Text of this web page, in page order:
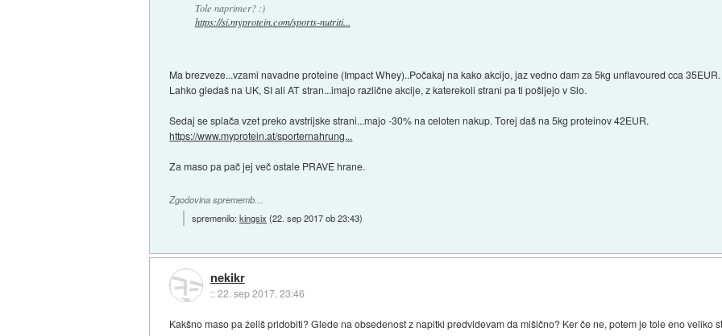
Tole naprimer? :)
https://si.myprotein.com/sports-nutriti...
Ma brezveze...vzami navadne proteine (Impact Whey)..Počakaj na kako akcijo, jaz vedno dam za 5kg unflavoured cca 35EUR.
Lahko gledaš na UK, SI ali AT stran...imajo različne akcije, z katerekoli strani pa ti pošljejo v Slo.
Sedaj se splača vzet preko avstrijske strani...majo -30% na celoten nakup. Torej daš na 5kg proteinov 42EUR.
https://www.myprotein.at/sporternahrung...
Za maso pa pač jej več ostale PRAVE hrane.
Zgodovina sprememb…
spremenilo:kingsix (22. sep 2017 ob 23:43)
nekikr
::22. sep 2017, 23:46
Kakšno maso pa želiš pridobiti? Glede na obsedenost z napitki predvidevam da mišično? Ker če ne, potem je tole eno veliko